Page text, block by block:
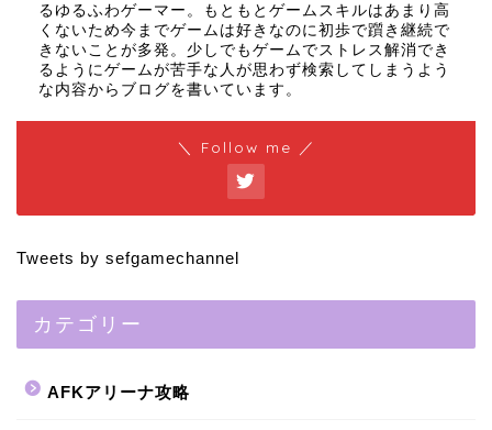
るゆるふわゲーマー。もともとゲームスキルはあまり高
くないため今までゲームは好きなのに初歩で躓き継続で
きないことが多発。少しでもゲームでストレス解消でき
るようにゲームが苦手な人が思わず検索してしまうよう
な内容からブログを書いています。
＼ Follow me ／
Tweets by sefgamechannel
カテゴリー
AFKアリーナ攻略